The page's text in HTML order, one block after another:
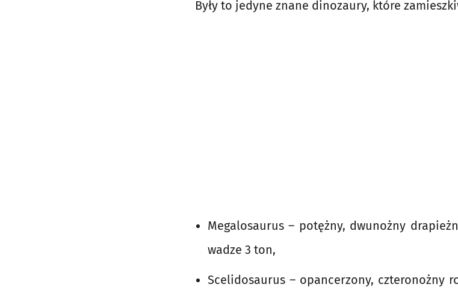
Były to jedyne znane dinozaury, które
Megalosaurus – potężny, dwunożny
wadze 3 ton,
Scelidosaurus – opancerzony, czteronożny